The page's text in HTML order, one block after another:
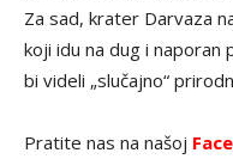
Za sad, krater Darvaza
koji idu na dug i naporan
bi videli „slučajno“
Pratite nas na našoj